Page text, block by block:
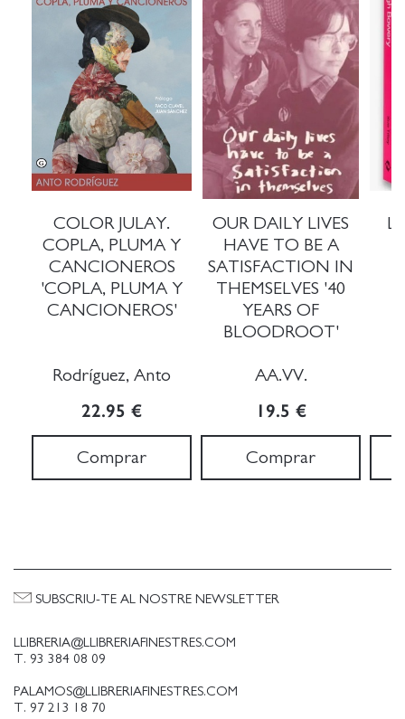
COLOR JULAY.
COPLA, PLUMA Y
CANCIONEROS
'COPLA, PLUMA Y
CANCIONEROS'
Rodríguez, Anto
22.95 €
Comprar
OUR DAILY LIVES
HAVE TO BE A
SATISFACTION IN
THEMSELVES '40
YEARS OF
BLOODROOT'
AA.VV.
19.5 €
Comprar
LLIBRERIA@LLIBRERIAFINESTRES.COM
T. 93 384 08 09
PALAMOS@LLIBRERIAFINESTRES.COM
T. 97 213 18 70
SUBSCRIU-TE AL NOSTRE NEWSLETTER